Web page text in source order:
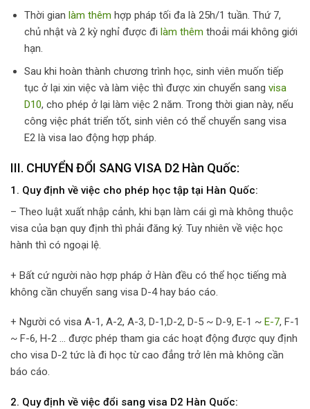
Thời gian làm thêm hợp pháp tối đa là 25h/1 tuần. Thứ 7,
chủ nhật và 2 kỳ nghỉ được đi làm thêm thoải mái không giới
hạn.
Sau khi hoàn thành chương trình học, sinh viên muốn tiếp
tục ở lại xin việc và làm việc thì được xin chuyển sang visa
D10, cho phép ở lại làm việc 2 năm. Trong thời gian này, nếu
công việc phát triển tốt, sinh viên có thể chuyển sang visa
E2 là visa lao động hợp pháp.
III. CHUYỂN ĐỔI SANG VISA D2 Hàn Quốc:
1. Quy định về việc cho phép học tập tại Hàn Quốc:
– Theo luật xuất nhập cảnh, khi bạn làm cái gì mà không thuộc
visa của bạn quy định thì phải đăng ký. Tuy nhiên về việc học
hành thì có ngoại lệ.
+ Bất cứ người nào hợp pháp ở Hàn đều có thể học tiếng mà
không cần chuyển sang visa D-4 hay báo cáo.
+ Người có visa A-1, A-2, A-3, D-1,D-2, D-5 ~ D-9, E-1 ~ E-7, F-1
~ F-6, H-2 … được phép tham gia các hoạt động được quy định
cho visa D-2 tức là đi học từ cao đẳng trở lên mà không cần
báo cáo.
2. Quy định về việc đổi sang visa D2 Hàn Quốc: